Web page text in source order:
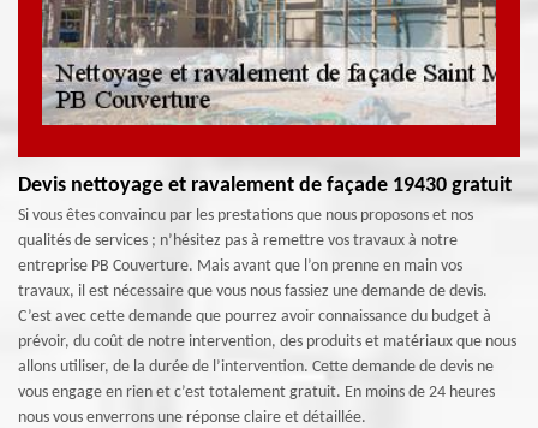
Devis nettoyage et ravalement de façade 19430 gratuit
Si vous êtes convaincu par les prestations que nous proposons et nos
qualités de services ; n’hésitez pas à remettre vos travaux à notre
entreprise PB Couverture. Mais avant que l’on prenne en main vos
travaux, il est nécessaire que vous nous fassiez une demande de devis.
C’est avec cette demande que pourrez avoir connaissance du budget à
prévoir, du coût de notre intervention, des produits et matériaux que nous
allons utiliser, de la durée de l’intervention. Cette demande de devis ne
vous engage en rien et c’est totalement gratuit. En moins de 24 heures
nous vous enverrons une réponse claire et détaillée.